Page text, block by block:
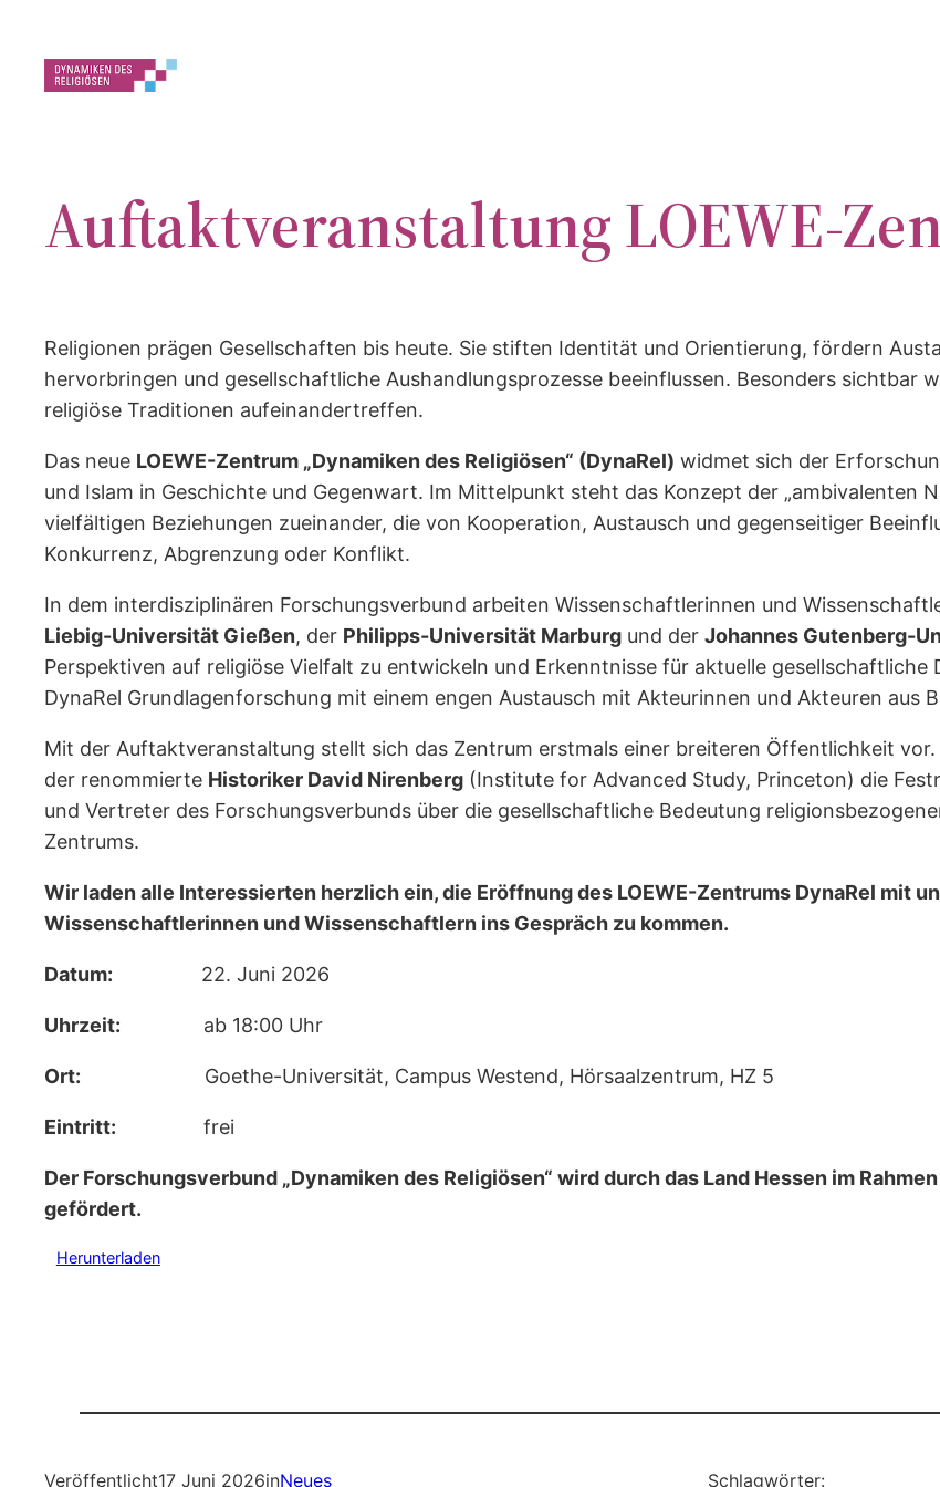
Inhalt
springen
Auftaktveranstaltung LOEWE-
Religionen prägen Gesellschaften bis heute. Sie stiften Identität und Orientierung, fördern
hervorbringen und gesellschaftliche Aushandlungsprozesse beeinflussen. Besonders sichtbar
religiöse Traditionen aufeinandertreffen.
Das neue LOEWE-Zentrum „Dynamiken des Religiösen“ (DynaRel) widmet sich der
und Islam in Geschichte und Gegenwart. Im Mittelpunkt steht das Konzept der „ambivalenten
vielfältigen Beziehungen zueinander, die von Kooperation, Austausch und gegenseitiger
Konkurrenz, Abgrenzung oder Konflikt.
In dem interdisziplinären Forschungsverbund arbeiten Wissenschaftlerinnen und
Liebig-Universität Gießen, der Philipps-Universität Marburg und der Johannes Gutenberg-
Perspektiven auf religiöse Vielfalt zu entwickeln und Erkenntnisse für aktuelle
DynaRel Grundlagenforschung mit einem engen Austausch mit Akteurinnen und Akteuren aus
Mit der Auftaktveranstaltung stellt sich das Zentrum erstmals einer breiteren Öffentlichkeit
der renommierte Historiker David Nirenberg (Institute for Advanced Study, Princeton) die
und Vertreter des Forschungsverbunds über die gesellschaftliche Bedeutung
Zentrums.
Wir laden alle Interessierten herzlich ein, die Eröffnung des LOEWE-Zentrums DynaRel mit
Wissenschaftlerinnen und Wissenschaftlern ins Gespräch zu kommen.
Datum: 22. Juni 2026
Uhrzeit: ab 18:00 Uhr
Ort: Goethe-Universität, Campus Westend, Hörsaalzentrum, HZ 5
Eintritt: frei
Der Forschungsverbund „Dynamiken des Religiösen“ wird durch das Land Hessen im
gefördert.
Herunterladen
Veröffentlicht17 Juni 2026inNeues Schlagwörter: